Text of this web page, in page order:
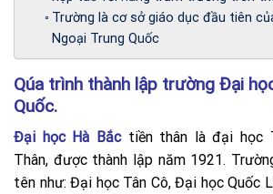
Trường là cơ sở giáo dục đầu tiên
Ngoại Trung Quốc
Qúa trình thành lập trường Đại
Quốc.
Đại học Hà Bắctiền thân là đại học
Thân, được thành lập năm 1921.
tên như: Đại học Tân Cô, Đại học Quốc